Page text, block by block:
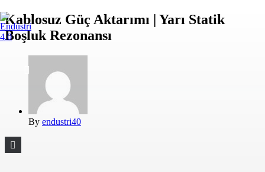
Kablosuz Güç Aktarımı | Yarı Statik
Boşluk Rezonansı
By endustri40